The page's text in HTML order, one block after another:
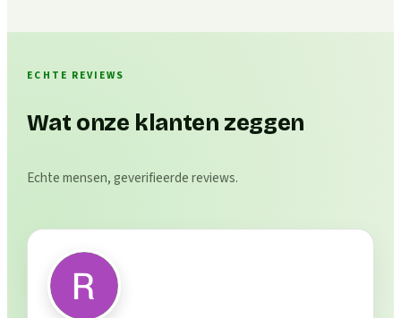
ECHTE REVIEWS
Wat onze klanten zeggen
Echte mensen, geverifieerde reviews.